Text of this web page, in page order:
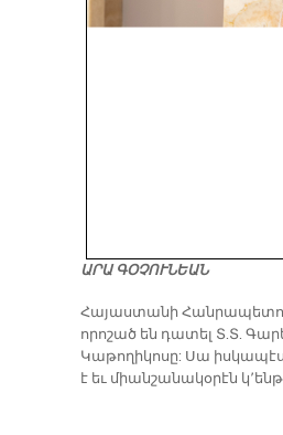
ԱՐԱ ԳՕՉՈՒՆԵԱՆ
​Հայաստանի
որոշած են դատել Տ.Տ.
Կաթողիկոսը: Սա
է եւ միանշանակօրէն